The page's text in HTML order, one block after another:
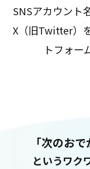
SNSアカウント
X（旧Twitter）
トフォー
「次のお
というワク